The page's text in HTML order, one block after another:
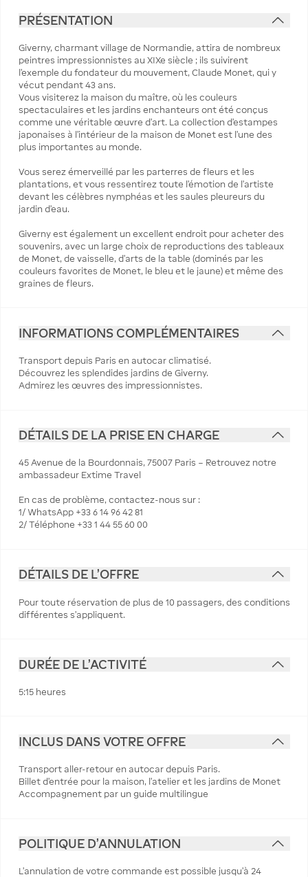
PRÉSENTATION
Giverny, charmant village de Normandie, attira de nombreux
peintres impressionnistes au XIXe siècle ; ils suivirent
l’exemple du fondateur du mouvement, Claude Monet, qui y
vécut pendant 43 ans.
Vous visiterez la maison du maître, où les couleurs
spectaculaires et les jardins enchanteurs ont été conçus
comme une véritable œuvre d’art. La collection d’estampes
japonaises à l’intérieur de la maison de Monet est l’une des
plus importantes au monde.
Vous serez émerveillé par les parterres de fleurs et les
plantations, et vous ressentirez toute l’émotion de l’artiste
devant les célèbres nymphéas et les saules pleureurs du
jardin d’eau.
Giverny est également un excellent endroit pour acheter des
souvenirs, avec un large choix de reproductions des tableaux
de Monet, de vaisselle, d’arts de la table (dominés par les
couleurs favorites de Monet, le bleu et le jaune) et même des
graines de fleurs.
INFORMATIONS COMPLÉMENTAIRES
Transport depuis Paris en autocar climatisé.
Découvrez les splendides jardins de Giverny.
Admirez les œuvres des impressionnistes.
DÉTAILS DE LA PRISE EN CHARGE
45 Avenue de la Bourdonnais, 75007 Paris – Retrouvez notre
ambassadeur Extime Travel
En cas de problème, contactez-nous sur :
1/ WhatsApp +33 6 14 96 42 81
2/ Téléphone +33 1 44 55 60 00
DÉTAILS DE L'OFFRE
Pour toute réservation de plus de 10 passagers, des conditions
différentes s’appliquent.
DURÉE DE L'ACTIVITÉ
5:15 heures
INCLUS DANS VOTRE OFFRE
Transport aller-retour en autocar depuis Paris.
Billet d'entrée pour la maison, l'atelier et les jardins de Monet
Accompagnement par un guide multilingue
POLITIQUE D'ANNULATION
L’annulation de votre commande est possible jusqu’à 24